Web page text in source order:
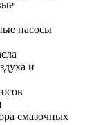
насосы
и
смазочных